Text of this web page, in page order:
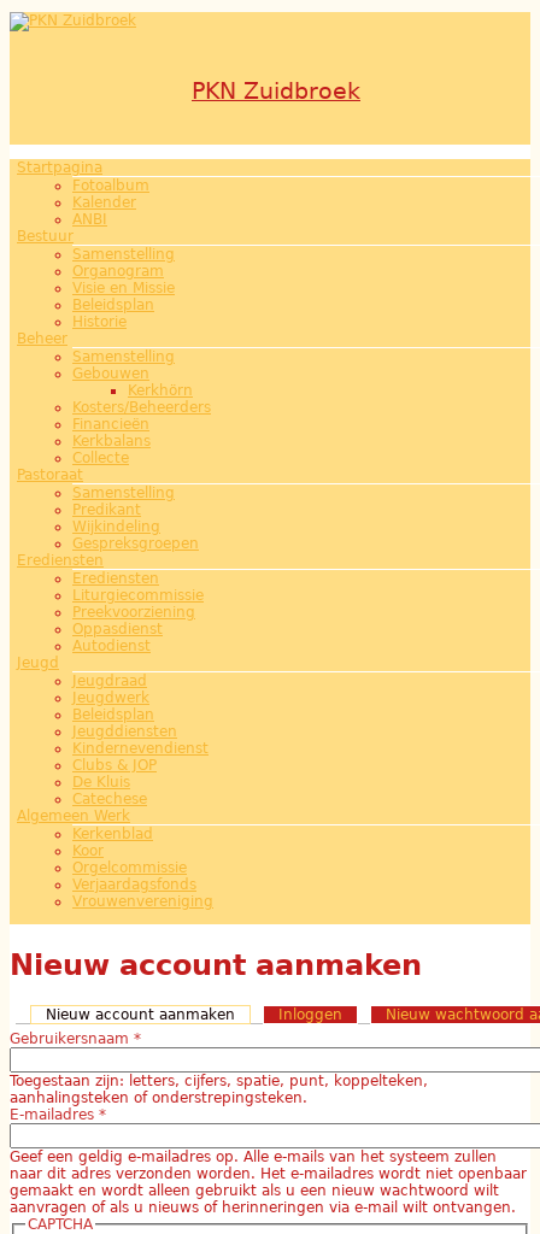
Overslaan en naar de inhoud gaan
PKN Zuidbroek
Hoofdmenu
Startpagina
Fotoalbum
Kalender
ANBI
Bestuur
Samenstelling
Organogram
Visie en Missie
Beleidsplan
Historie
Beheer
Samenstelling
Gebouwen
Kerkhörn
Kosters/Beheerders
Financieën
Kerkbalans
Collecte
Pastoraat
Samenstelling
Predikant
Wijkindeling
Gespreksgroepen
Erediensten
Erediensten
Liturgiecommissie
Preekvoorziening
Oppasdienst
Autodienst
Jeugd
Jeugdraad
Jeugdwerk
Beleidsplan
Jeugddiensten
Kindernevendienst
Clubs & JOP
De Kluis
Catechese
Algemeen Werk
Kerkenblad
Koor
Orgelcommissie
Verjaardagsfonds
Vrouwenvereniging
Nieuw account aanmaken
Nieuw account aanmaken (actieve tabblad)
Inloggen
Nieuw wachtwoord
Gebruikersnaam *
Toegestaan zijn: letters, cijfers, spatie, punt, koppelteken,
aanhalingsteken of onderstrepingsteken.
E-mailadres *
Geef een geldig e-mailadres op. Alle e-mails van het systeem zullen
naar dit adres verzonden worden. Het e-mailadres wordt niet openbaar
gemaakt en wordt alleen gebruikt als u een nieuw wachtwoord wilt
aanvragen of als u nieuws of herinneringen via e-mail wilt ontvangen.
CAPTCHA